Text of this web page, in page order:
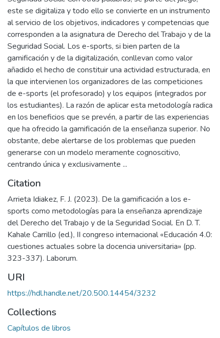
este se digitaliza y todo ello se convierte en un instrumento
al servicio de los objetivos, indicadores y competencias que
corresponden a la asignatura de Derecho del Trabajo y de la
Seguridad Social. Los e-sports, si bien parten de la
gamificación y de la digitalización, conllevan como valor
añadido el hecho de constituir una actividad estructurada, en
la que intervienen los organizadores de las competiciones
de e-sports (el profesorado) y los equipos (integrados por
los estudiantes). La razón de aplicar esta metodología radica
en los beneficios que se prevén, a partir de las experiencias
que ha ofrecido la gamificación de la enseñanza superior. No
obstante, debe alertarse de los problemas que pueden
generarse con un modelo meramente cognoscitivo,
centrando única y exclusivamente ...
Citation
Arrieta Idiakez, F. J. (2023). De la gamificación a los e-
sports como metodologías para la enseñanza aprendizaje
del Derecho del Trabajo y de la Seguridad Social. En D. T.
Kahale Carrillo (ed.), II congreso internacional «Educación 4.0:
cuestiones actuales sobre la docencia universitaria» (pp.
323-337). Laborum.
URI
https://hdl.handle.net/20.500.14454/3232
Collections
Capítulos de libros